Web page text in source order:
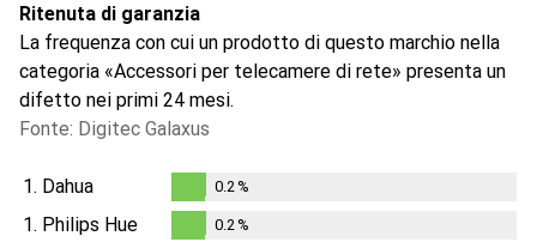
Ritenuta di garanzia
La frequenza con cui un prodotto di questo marchio nella
categoria «Accessori per telecamere di rete» presenta un
difetto nei primi 24 mesi.
Fonte: Digitec Galaxus
1. Dahua
0.2%
0.2 %
1. Philips Hue 0.2 %